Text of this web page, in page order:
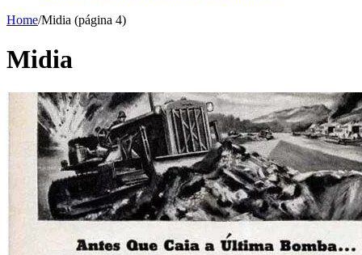
Home/Midia (página 4)
Midia